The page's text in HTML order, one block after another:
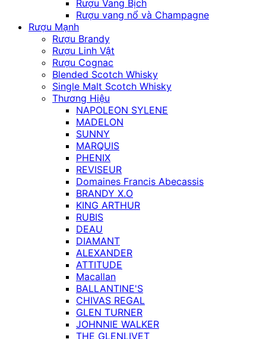
Rượu Vang Bịch
Rượu vang nổ và Champagne
Rượu Mạnh
Rượu Brandy
Rượu Linh Vật
Rượu Cognac
Blended Scotch Whisky
Single Malt Scotch Whisky
Thương Hiệu
NAPOLEON SYLENE
MADELON
SUNNY
MARQUIS
PHENIX
REVISEUR
Domaines Francis Abecassis
BRANDY X.O
KING ARTHUR
RUBIS
DEAU
DIAMANT
ALEXANDER
ATTITUDE
Macallan
BALLANTINE'S
CHIVAS REGAL
GLEN TURNER
JOHNNIE WALKER
THE GLENLIVET